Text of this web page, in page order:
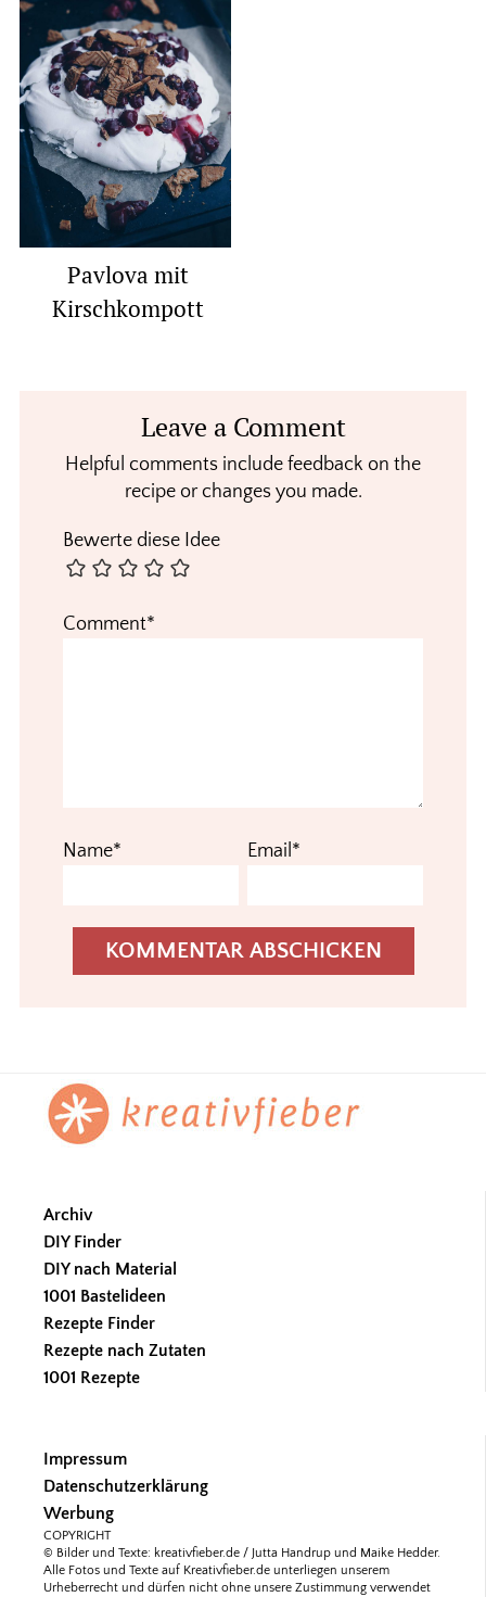
Pavlova mit
Kirschkompott
InteractionsLeave a Comment
Helpful comments include feedback on the
recipe or changes you made.
Bewerte diese Idee
Comment*
Name* Email*
Footer
Archiv
DIY Finder
DIY nach Material
1001 Bastelideen
Rezepte Finder
Rezepte nach Zutaten
1001 Rezepte
Impressum
Datenschutzerklärung
Werbung
COPYRIGHT
© Bilder und Texte: kreativfieber.de / Jutta Handrup und Maike Hedder.
Alle Fotos und Texte auf Kreativfieber.de unterliegen unserem
Urheberrecht und dürfen nicht ohne unsere Zustimmung verwendet